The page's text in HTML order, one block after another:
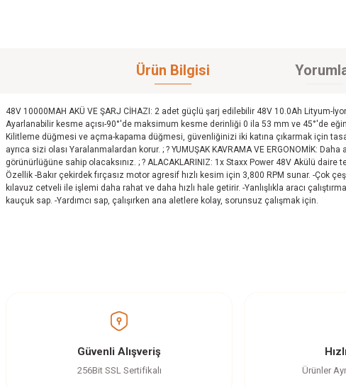
Ürün Bilgisi
48V 10000MAH AKÜ VE ŞARJ CİHAZI: 2 adet güçlü şarj edilebilir 48V 10.0Ah Lityum-
Ayarlanabilir kesme açısı-90°'de maksimum kesme derinliği 0 ila 53 mm ve 45°'de
Kilitleme düğmesi ve açma-kapama düğmesi, güvenliğinizi iki katına çıkarmak için
ayrıca sizi olası Yaralanmalardan korur. ; ? YUMUŞAK KAVRAMA VE ERGONOMİK:
görünürlüğüne sahip olacaksınız. ; ? ALACAKLARINIZ: 1x Staxx Power 48V Akülü daire
Özellik -Bakır çekirdek fırçasız motor agresif hızlı kesim için 3,800 RPM sunar. -Çok
kılavuz cetveli ile işlemi daha rahat ve daha hızlı hale getirir. -Yanlışlıkla aracı
kauçuk sap. -Yardımcı sap, çalışırken ana aletlere kolay, sorunsuz çalışmak için.
Ürün açıklamasında eksik bilgiler bulunuyor.
Güvenli Alışveriş
256Bit SSL Sertifikalı Ürünler